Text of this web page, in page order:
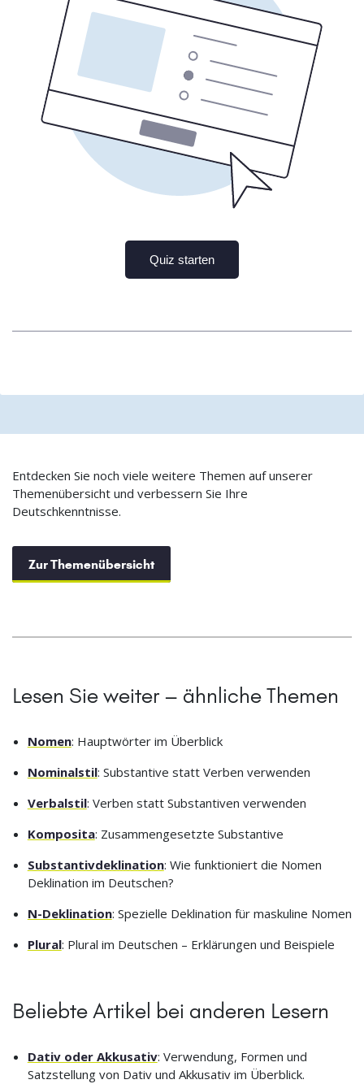
Entdecken Sie noch viele weitere Themen auf unserer
Themenübersicht und verbessern Sie Ihre
Deutschkenntnisse.
Zur Themenübersicht
Lesen Sie weiter – ähnliche Themen
Nomen: Hauptwörter im Überblick
Nominalstil: Substantive statt Verben verwenden
Verbalstil: Verben statt Substantiven verwenden
Komposita: Zusammengesetzte Substantive
Substantivdeklination: Wie funktioniert die Nomen
Deklination im Deutschen?
N-Deklination: Spezielle Deklination für maskuline Nomen
Plural: Plural im Deutschen – Erklärungen und Beispiele
Beliebte Artikel bei anderen Lesern
Dativ oder Akkusativ: Verwendung, Formen und
Satzstellung von Dativ und Akkusativ im Überblick.